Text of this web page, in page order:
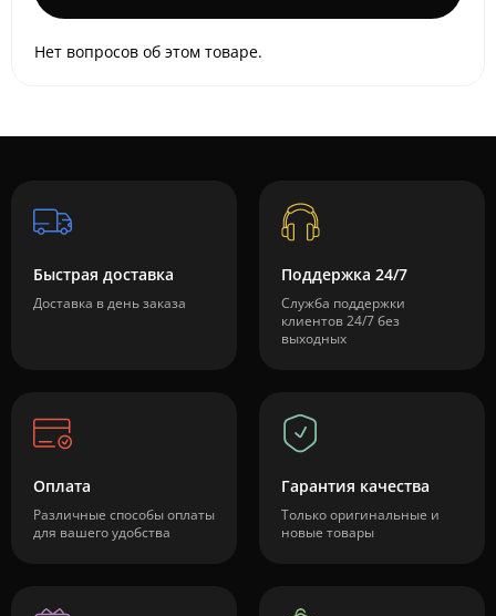
Нет вопросов об этом товаре.
Быстрая доставка
Доставка в день заказа
Поддержка 24/7
Служба поддержки
клиентов 24/7 без
выходных
Оплата
Различные способы оплаты
для вашего удобства
Гарантия качества
Только оригинальные и
новые товары